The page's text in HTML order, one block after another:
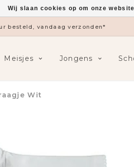
besteld, vandaag verzonden*
Meisjes Jongens
Wit
Wij slaan cookies op om onze